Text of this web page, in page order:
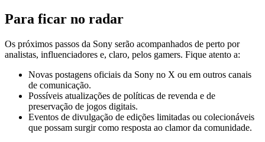
Para ficar no radar
Os próximos passos da Sony serão acompanhados de perto por
analistas, influenciadores e, claro, pelos gamers. Fique atento a:
Novas postagens oficiais da Sony no X ou em outros canais
de comunicação.
Possíveis atualizações de políticas de revenda e de
preservação de jogos digitais.
Eventos de divulgação de edições limitadas ou colecionáveis
que possam surgir como resposta ao clamor da comunidade.